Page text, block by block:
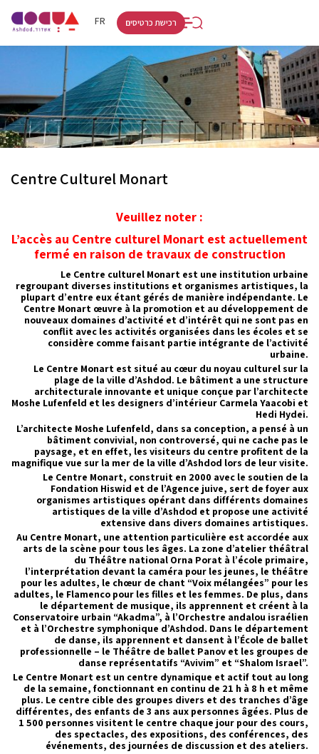
FR
HE
רכישת כרטיסים
Centre Culturel Monart
Veuillez noter :
L’accès au Centre culturel Monart est actuellement
fermé en raison de travaux de construction
Le Centre culturel Monart est une institution urbaine
regroupant diverses institutions et organismes artistiques, la
plupart d’entre eux étant gérés de manière indépendante. Le
Centre Monart œuvre à la promotion et au développement de
nouveaux domaines d’activité et d’intérêt qui ne sont pas en
conflit avec les activités organisées dans les écoles et se
considère comme faisant partie intégrante de l’activité
urbaine.
Le Centre Monart est situé au cœur du noyau culturel sur la
plage de la ville d’Ashdod. Le bâtiment a une structure
architecturale innovante et unique conçue par l’architecte
Moshe Lufenfeld et les designers d’intérieur Carmela Yaacobi et
Hedi Hydei.
L’architecte Moshe Lufenfeld, dans sa conception, a pensé à un
bâtiment convivial, non controversé, qui ne cache pas le
paysage, et en effet, les visiteurs du centre profitent de la
magnifique vue sur la mer de la ville d’Ashdod lors de leur visite.
Le Centre Monart, construit en 2000 avec le soutien de la
Fondation Hiswid et de l’Agence juive, sert de foyer aux
organismes artistiques opérant dans différents domaines
artistiques de la ville d’Ashdod et propose une activité
extensive dans divers domaines artistiques.
Au Centre Monart, une attention particulière est accordée aux
arts de la scène pour tous les âges. La zone d’atelier théâtral
du Théâtre national Orna Porat à l’école primaire,
l’interprétation devant la caméra pour les jeunes, le théâtre
pour les adultes, le chœur de chant “Voix mélangées” pour les
adultes, le Flamenco pour les filles et les femmes. De plus, dans
le département de musique, ils apprennent et créent à la
Conservatoire urbain “Akadma”, à l’Orchestre andalou israélien
et à l’Orchestre symphonique d’Ashdod. Dans le département
de danse, ils apprennent et dansent à l’École de ballet
professionnelle – le Théâtre de ballet Panov et les groupes de
danse représentatifs “Avivim” et “Shalom Israel”.
Le Centre Monart est un centre dynamique et actif tout au long
de la semaine, fonctionnant en continu de 21 h à 8 h et même
plus. Le centre cible des groupes divers et des tranches d’âge
différentes, des enfants de 3 ans aux personnes âgées. Plus de
1 500 personnes visitent le centre chaque jour pour des cours,
des spectacles, des expositions, des conférences, des
événements, des journées de discussion et des ateliers.